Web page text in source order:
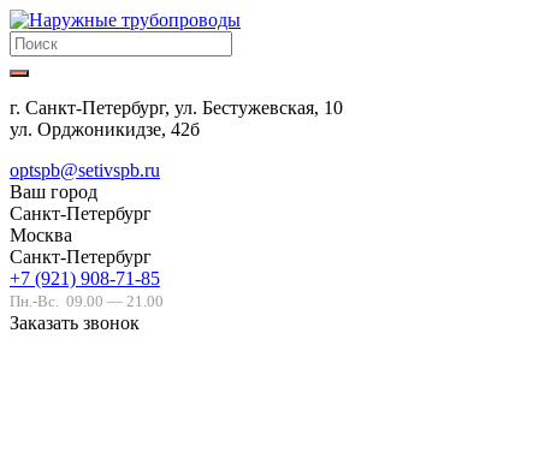
г. Санкт-Петербург, ул. Бестужевская, 10
ул. Орджоникидзе, 42б
optspb@setivspb.ru
Ваш город
Санкт-Петербург
Москва
Санкт-Петербург
+7 (921) 908-71-85
Пн.-Вс. 09.00 — 21.00
Заказать звонок